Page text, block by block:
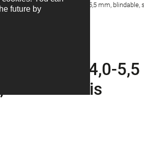
mâle, Contacts: 3, 4,0-5,5 mm, blindable,
3, 4,0-5,5
ressort à iris